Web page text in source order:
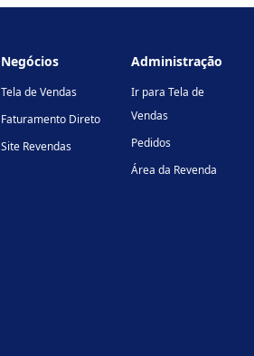
Negócios
Tela de Vendas
Faturamento Direto
Site Revendas
Administração
Ir para Tela de
Vendas
Pedidos
Área da Revenda